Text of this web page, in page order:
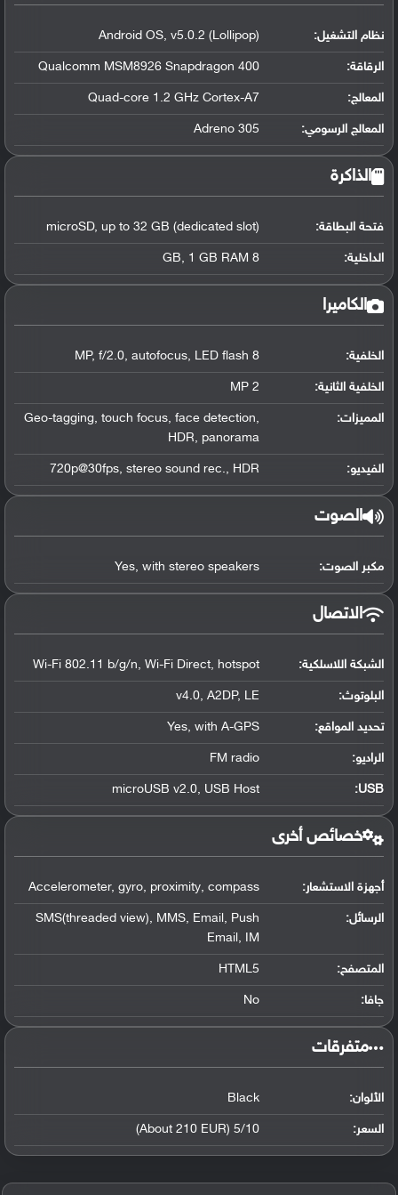
نظام التشغيل:
Android OS, v5.0.2 (Lollipop)
الرقاقة:
Qualcomm MSM8926 Snapdragon 400
المعالج:
Quad-core 1.2 GHz Cortex-A7
المعالج الرسومي:
Adreno 305
الذاكرة
فتحة البطاقة: microSD, up to 32 GB (dedicated slot)
الداخلية: 8 GB, 1 GB RAM
الكاميرا
الخلفية: 8 MP, f/2.0, autofocus, LED flash
الخلفية الثانية: 2 MP
المميزات:
Geo-tagging, touch focus, face detection,
HDR, panorama
الفيديو: 720p@30fps, stereo sound rec., HDR
الصوت
مكبر الصوت: Yes, with stereo speakers
الاتصال
الشبكة اللاسلكية: Wi-Fi 802.11 b/g/n, Wi-Fi Direct, hotspot
البلوتوث:
v4.0, A2DP, LE
تحديد المواقع:
Yes, with A-GPS
الراديو: FM radio
USB
:
microUSB v2.0, USB Host
خصائص أخرى
أجهزة الاستشعار: Accelerometer, gyro, proximity, compass
الرسائل:
SMS(threaded view), MMS, Email, Push
Email, IM
المتصفح: HTML5
جافا: No
‏متفرقات‏
الألوان: Black
السعر: 5/10 (About 210 EUR)